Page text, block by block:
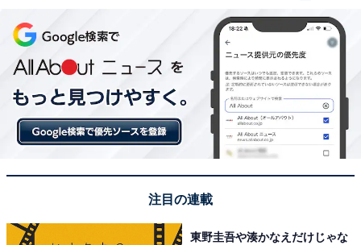
望浴場から、冬の陸奥湾を一望できる圧倒的な開放感が
最大の魅力。特産の「黒房すぐりソフト」や隣接する市
場の新鮮なホタテなど、温泉とグルメの両面で冷えた体
を包み込んでくれます。冬のドライブにおける癒しスポ
ットとして、多くの支持を集めました。
回答者からは「温泉地としても有名で、冬は温泉で体を
温めながら観光を楽しめそうだと思いました。海沿いの
土産選びができる点に惹かれました」（20代男性／愛媛
県）、「青森市街からのアクセスも良く、道の駅から温
注目の連載
東野圭吾や湊かなえだけじゃな